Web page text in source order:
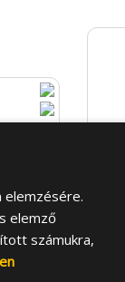
elemzésére.
elemző
számukra,